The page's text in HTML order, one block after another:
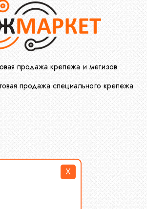
X
продажа крепежа и метизов
продажа специального крепежа